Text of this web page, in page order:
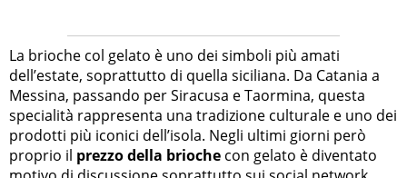
La brioche col gelato è uno dei simboli più amati
dell’estate, soprattutto di quella siciliana. Da Catania a
Messina, passando per Siracusa e Taormina, questa
specialità rappresenta una tradizione culturale e uno dei
prodotti più iconici dell’isola. Negli ultimi giorni però
proprio il prezzo della brioche con gelato è diventato